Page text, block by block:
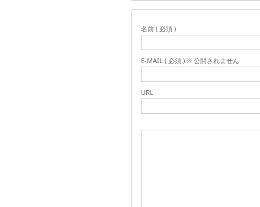
名前 ( 必須 )
E-MAIL ( 必須 ) ※ 公開されません
URL